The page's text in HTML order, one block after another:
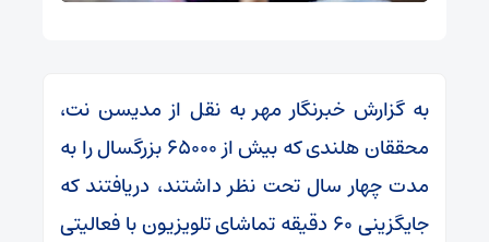
به گزارش خبرنگار مهر به نقل از مدیسن نت،
محققان هلندی که بیش از ۶۵۰۰۰ بزرگسال را به
مدت چهار سال تحت نظر داشتند، دریافتند که
جایگزینی ۶۰ دقیقه تماشای تلویزیون با فعالیتی